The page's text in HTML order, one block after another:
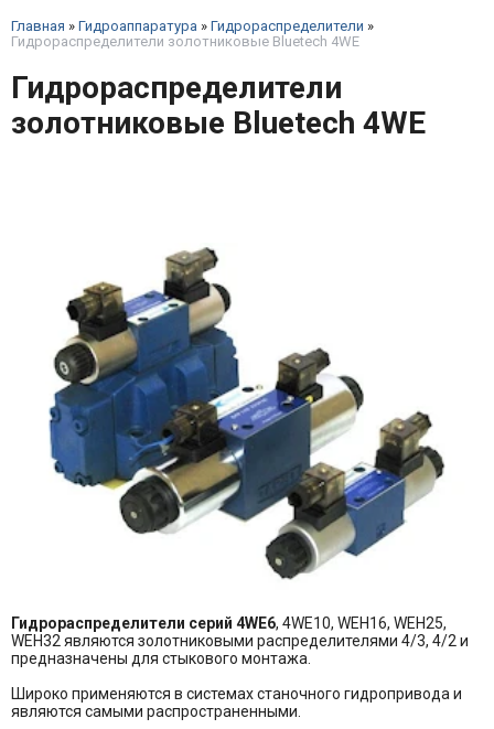
Главная » Гидроаппаратура » Гидрораспределители »
Гидрораспределители золотниковые Bluetech 4WE
Гидрораспределители
золотниковые Bluetech 4WE
Гидрораспределители серий 4WE6, 4WE10, WEH16, WEH25,
WEH32 являются золотниковыми распределителями 4/3, 4/2 и
предназначены для стыкового монтажа.
Широко применяются в системах станочного гидропривода и
являются самыми распространенными.